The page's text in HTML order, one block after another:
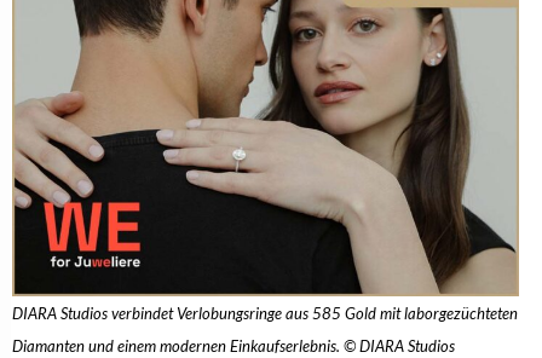
DIARA Studios verbindet Verlobungsringe aus 585 Gold mit laborgezüchteten
Diamanten und einem modernen Einkaufserlebnis. © DIARA Studios